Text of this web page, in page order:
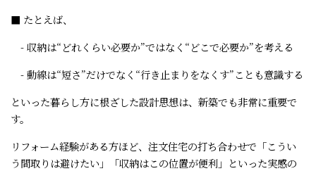
■ たとえば、
- 収納は“どれくらい必要か”ではなく“どこで必要か”を考える
- 動線は“短さ”だけでなく“行き止まりをなくす”ことも意識する
といった暮らし方に根ざした設計思想は、新築でも非常に重要で
す。
リフォーム経験がある方ほど、注文住宅の打ち合わせで「こうい
う間取りは避けたい」「収納はこの位置が便利」といった実感の